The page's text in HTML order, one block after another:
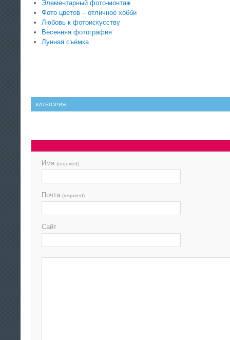
Элементарный фото-монтаж
Фото цветов – отличное хобби
Любовь к фотоискусству
Весенняя фотография
Лунная съёмка
КАТЕГОРИЯ:
Имя (required)
Почта (required)
Сайт